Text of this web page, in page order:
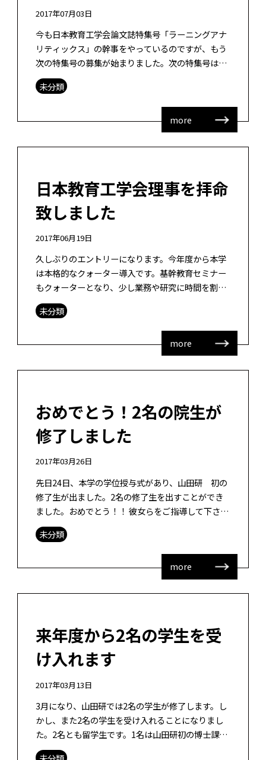
2017年07月03日
今も日本教育工学会論文誌特集号「ラーニングアナ
リティックス」の幹事をやっているのですが、もう
次の特集号の募集が始まりました。次の特集号はア
クティブラーニングです。松田先生＠首都大学東京
を委員長に、幹事として、大山先生＠大 […]
未分類
more
日本教育工学会理事を拝命
致しました
2017年06月19日
久しぶりのエントリーになります。今年度から本学
は本格的なクォーター導入です。基幹教育セミナー
もクォーターとなり、少し業務や研究に時間を割く
ことができるかなと思いきや、なかなか研究に時間
を割くことができません。時間管理は難 […]
未分類
more
おめでとう！2名の院生が
修了しました
2017年03月26日
先日24日、本学の学位授与式があり、山田研 初の
修了生が出ました。2名の修了生を出すことができ
ました。おめでとう！！ 彼女らをご指導して下さっ
た副指導の先生方、専攻の先生方、1名の修了生に
ついては小学校の先生、糸島高校の […]
未分類
more
来年度から2名の学生を受
け入れます
2017年03月13日
3月になり、山田研では2名の学生が修了します。し
かし、また2名の学生を受け入れることになりまし
た。2名とも留学生です。1名は山田研初の博士課程
学生になります。学部は日本の大学とのデュアルデ